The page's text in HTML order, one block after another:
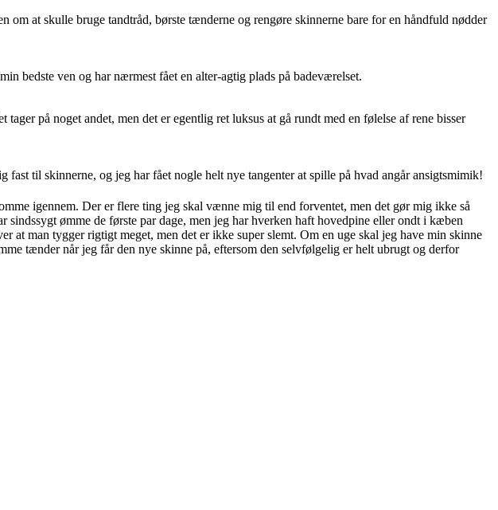
om at skulle bruge tandtråd, børste tænderne og rengøre skinnerne bare for en håndfuld nødder
bedste ven og har nærmest fået en alter-agtig plads på badeværelset.
på noget andet, men det er egentlig ret luksus at gå rundt med en følelse af rene bisser
til skinnerne, og jeg har fået nogle helt nye tangenter at spille på hvad angår ansigtsmimik!
igennem. Der er flere ting jeg skal vænne mig til end forventet, men det gør mig ikke så
ømme de første par dage, men jeg har hverken haft hovedpine eller ondt i kæben
at man tygger rigtigt meget, men det er ikke super slemt. Om en uge skal jeg have min skinne
tænder når jeg får den nye skinne på, eftersom den selvfølgelig er helt ubrugt og derfor